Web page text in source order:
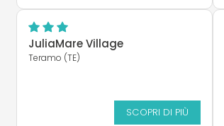
JuliaMare Village
Teramo (TE)
SCOPRI DI PIÙ